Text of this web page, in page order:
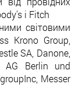
і Fitch
світовими
Krono Group,
SA, Danonе,
AG Berlin und
Мesser